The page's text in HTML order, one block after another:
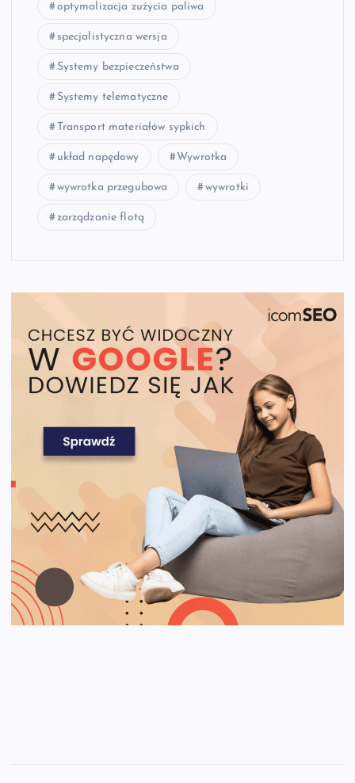
optymalizacja zużycia paliwa
specjalistyczna wersja
Systemy bezpieczeństwa
Systemy telematyczne
Transport materiałów sypkich
układ napędowy Wywrotka
wywrotka przegubowa wywrotki
zarządzanie flotą